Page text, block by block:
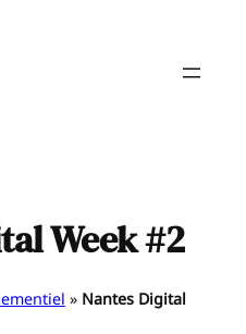
Week #2
» Nantes Digital